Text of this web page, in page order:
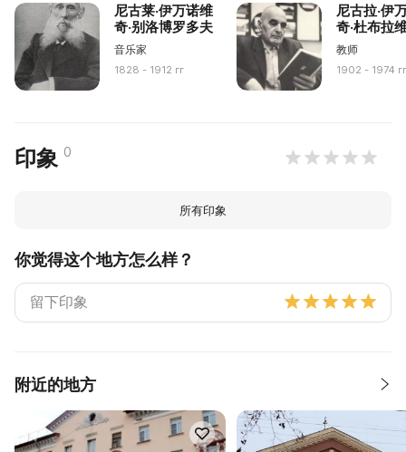
尼古莱·伊万诺维
奇·别洛博罗多夫
音乐家
1828 - 1912 гг
尼古拉·伊
奇·杜布拉
教师
1902 - 1974
印象 0
所有印象
你觉得这个地方怎么样？
附近的地方